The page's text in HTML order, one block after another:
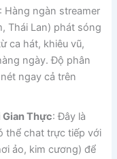
: Hàng ngàn streamer
Thái Lan) phát sóng
ca hát, khiêu vũ,
ngày. Độ phân
ngay cả trên
Gian Thực: Đây là
thể chat trực tiếp với
ảo, kim cương) để